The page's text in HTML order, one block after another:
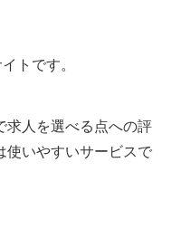
トです。
求人を選べる点への評
使いやすいサービスで